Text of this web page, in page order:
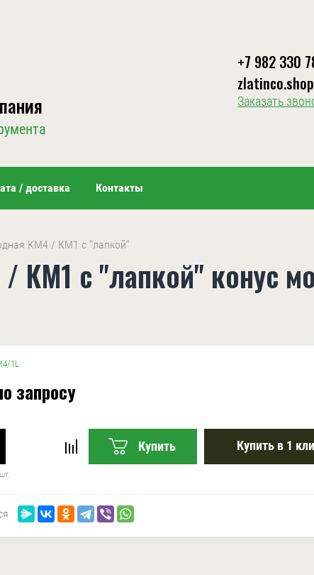
/ доставка Контакты
+7 982 330
Заказать
КМ4 / КМ1 с "лапкой"
КМ1 с "лапкой" конус
1L
запросу
Купить Купить в 1